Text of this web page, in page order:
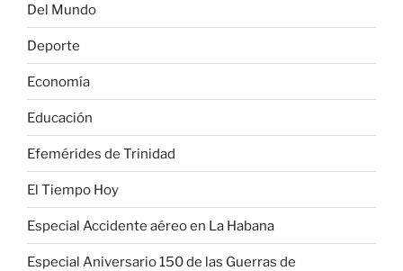
Del Mundo
Deporte
Economía
Educación
Efemérides de Trinidad
El Tiempo Hoy
Especial Accidente aéreo en La Habana
Especial Aniversario 150 de las Guerras de